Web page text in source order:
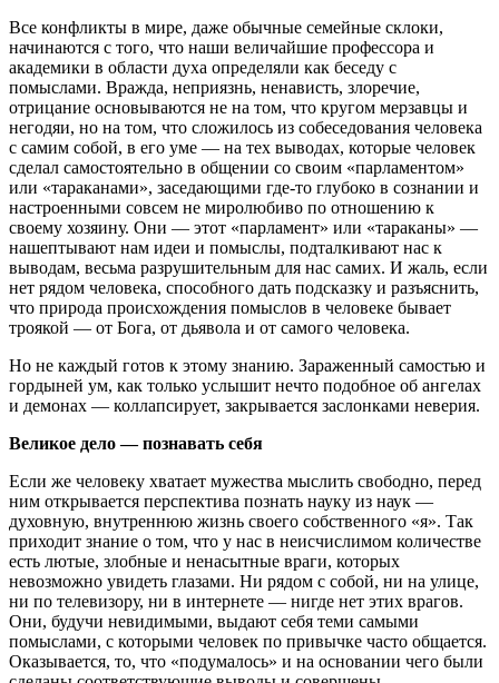
Все конфликты в мире, даже обычные семейные склоки,
начинаются с того, что наши величайшие профессора и
академики в области духа определяли как беседу с
помыслами. Вражда, неприязнь, ненависть, злоречие,
отрицание основываются не на том, что кругом мерзавцы и
негодяи, но на том, что сложилось из собеседования человека
с самим собой, в его уме — на тех выводах, которые человек
сделал самостоятельно в общении со своим «парламентом»
или «тараканами», заседающими где-то глубоко в сознании и
настроенными совсем не миролюбиво по отношению к
своему хозяину. Они — этот «парламент» или «тараканы» —
нашептывают нам идеи и помыслы, подталкивают нас к
выводам, весьма разрушительным для нас самих. И жаль, если
нет рядом человека, способного дать подсказку и разъяснить,
что природа происхождения помыслов в человеке бывает
троякой — от Бога, от дьявола и от самого человека.
Но не каждый готов к этому знанию. Зараженный самостью и
гордыней ум, как только услышит нечто подобное об ангелах
и демонах — коллапсирует, закрывается заслонками неверия.
Великое дело — познавать себя
Если же человеку хватает мужества мыслить свободно, перед
ним открывается перспектива познать науку из наук —
духовную, внутреннюю жизнь своего собственного «я». Так
приходит знание о том, что у нас в неисчислимом количестве
есть лютые, злобные и ненасытные враги, которых
невозможно увидеть глазами. Ни рядом с собой, ни на улице,
ни по телевизору, ни в интернете — нигде нет этих врагов.
Они, будучи невидимыми, выдают себя теми самыми
помыслами, с которыми человек по привычке часто общается.
Оказывается, то, что «подумалось» и на основании чего были